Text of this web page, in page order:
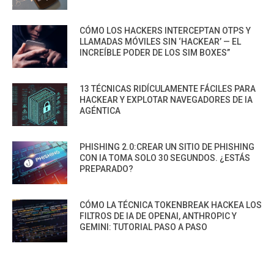
CÓMO LOS HACKERS INTERCEPTAN OTPS Y
LLAMADAS MÓVILES SIN ‘HACKEAR’ — EL
INCREÍBLE PODER DE LOS SIM BOXES”
13 TÉCNICAS RIDÍCULAMENTE FÁCILES PARA
HACKEAR Y EXPLOTAR NAVEGADORES DE IA
AGÉNTICA
PHISHING 2.0:CREAR UN SITIO DE PHISHING
CON IA TOMA SOLO 30 SEGUNDOS. ¿ESTÁS
PREPARADO?
CÓMO LA TÉCNICA TOKENBREAK HACKEA LOS
FILTROS DE IA DE OPENAI, ANTHROPIC Y
GEMINI: TUTORIAL PASO A PASO